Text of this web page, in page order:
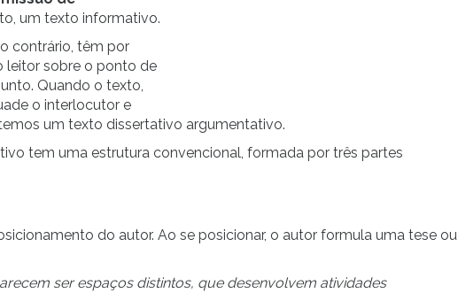
um texto informativo.
contrário, têm por
leitor sobre o ponto de
Quando o texto,
o interlocutor e
um texto dissertativo argumentativo.
tem uma estrutura convencional, formada por três partes
do autor. Ao se posicionar, o autor formula uma tese ou
ser espaços distintos, que desenvolvem atividades